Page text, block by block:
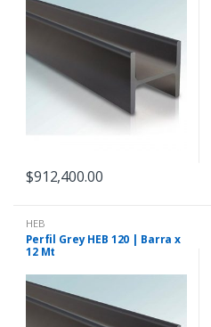
$912,400.00
HEB
Perfil Grey HEB 120 | Barra x
12 Mt